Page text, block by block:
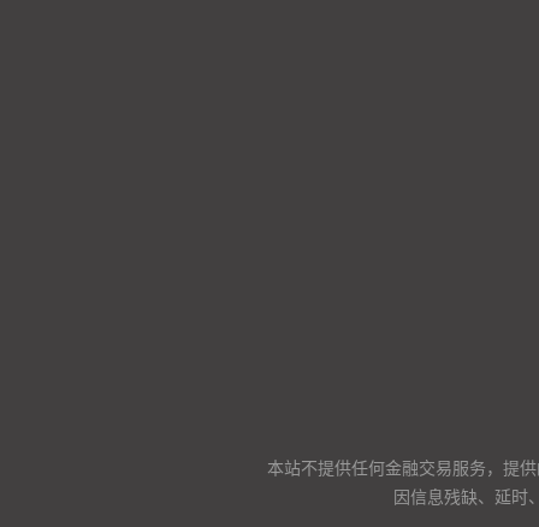
本站不提供任何金融交易服务，提
因信息残缺、延时